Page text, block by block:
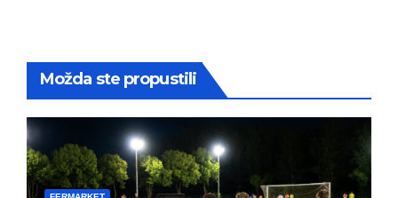
Možda ste propustili